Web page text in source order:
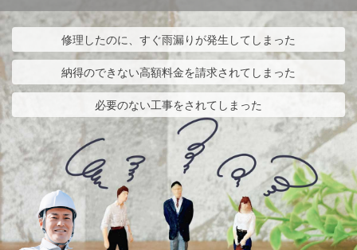
修理したのに、すぐ雨漏りが発生してしまった
納得のできない高額料金を請求されてしまった
必要のない工事をされてしまった